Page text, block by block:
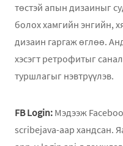
төстэй апын дизаиныг
болох хамгийн энгийн,
дизаин гаргаж өглөө.
хэсэгт ретрофитыг
туршлагыг нэвтрүүлэв.
FB Login: Мэдээж
scribejava-аар хандсан.